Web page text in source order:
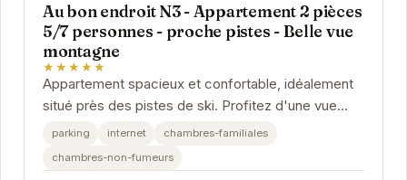
Au bon endroit N3 - Appartement 2 pièces
5/7 personnes - proche pistes - Belle vue
montagne
★★★★★
Appartement spacieux et confortable, idéalement
situé près des pistes de ski. Profitez d'une vue
magnifique sur les montagnes depuis votre...
parking internet
chambres-familiales
chambres-non-fumeurs